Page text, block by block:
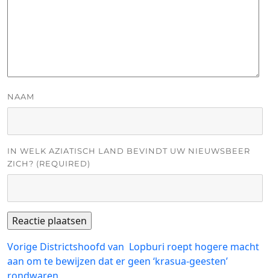
NAAM
IN WELK AZIATISCH LAND BEVINDT UW NIEUWSBEER
ZICH? (REQUIRED)
Bericht
navigatie
Vorige Vorig
bericht:
Districtshoofd van Lopburi roept hogere macht
aan om te bewijzen dat er geen ‘krasua-geesten’